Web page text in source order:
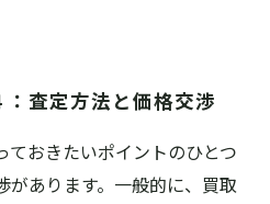
査定方法と価格交渉
ておきたいポイントのひとつ
があります。一般的に、買取